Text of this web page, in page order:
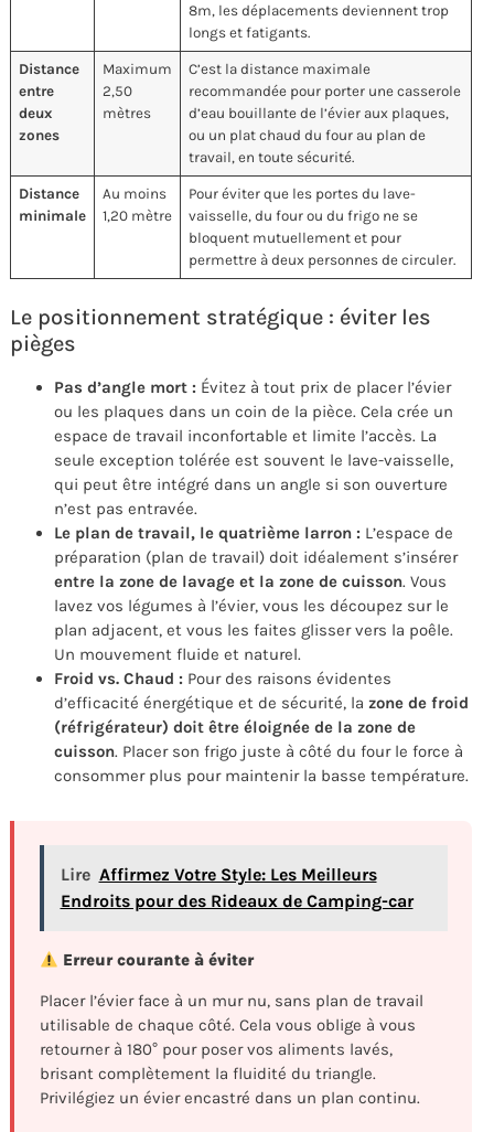
8m, les déplacements deviennent trop
longs et fatigants.
Distance
entre
deux
zones
Maximum
2,50
mètres
C’est la distance maximale
recommandée pour porter une casserole
d’eau bouillante de l’évier aux plaques,
ou un plat chaud du four au plan de
travail, en toute sécurité.
Distance
minimale
Au moins
1,20 mètre
Pour éviter que les portes du lave-
vaisselle, du four ou du frigo ne se
bloquent mutuellement et pour
permettre à deux personnes de circuler.
Le positionnement stratégique : éviter les
pièges
Pas d’angle mort : Évitez à tout prix de placer l’évier
ou les plaques dans un coin de la pièce. Cela crée un
espace de travail inconfortable et limite l’accès. La
seule exception tolérée est souvent le lave-vaisselle,
qui peut être intégré dans un angle si son ouverture
n’est pas entravée.
Le plan de travail, le quatrième larron : L’espace de
préparation (plan de travail) doit idéalement s’insérer
entre la zone de lavage et la zone de cuisson. Vous
lavez vos légumes à l’évier, vous les découpez sur le
plan adjacent, et vous les faites glisser vers la poêle.
Un mouvement fluide et naturel.
Froid vs. Chaud : Pour des raisons évidentes
d’efficacité énergétique et de sécurité, la zone de froid
(réfrigérateur) doit être éloignée de la zone de
cuisson. Placer son frigo juste à côté du four le force à
consommer plus pour maintenir la basse température.
Lire Affirmez Votre Style: Les Meilleurs
Endroits pour des Rideaux de Camping-car
Erreur courante à éviter
Placer l’évier face à un mur nu, sans plan de travail
utilisable de chaque côté. Cela vous oblige à vous
retourner à 180° pour poser vos aliments lavés,
brisant complètement la fluidité du triangle.
Privilégiez un évier encastré dans un plan continu.